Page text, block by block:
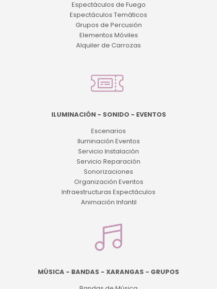
Espectáculos de Fuego
Espectáculos Temáticos
Grupos de Percusión
Elementos Móviles
Alquiler de Carrozas
ILUMINACIÓN - SONIDO - EVENTOS
Escenarios
Iluminación Eventos
Servicio Instalación
Servicio Reparación
Sonorizaciones
Organización Eventos
Infraestructuras Espectáculos
Animación Infantil
MÚSICA - BANDAS - XARANGAS - GRUPOS